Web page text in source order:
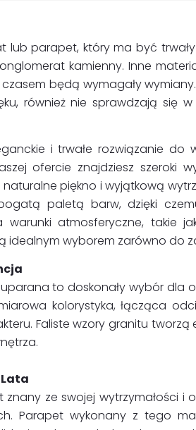
lub parapet, który ma być
kamienny. Inne
będą wymagały
również nie sprawdzają się
i trwałe rozwiązanie do
ofercie znajdziesz szeroki
piękno i wyjątkową
paletą barw, dzięki
atmosferyczne, takie
idealnym wyborem zarówno do
to doskonały wybór dla
kolorystyka, łącząca
Faliste wzory granitu
ze swojej wytrzymałości i
Parapet wykonany z tego